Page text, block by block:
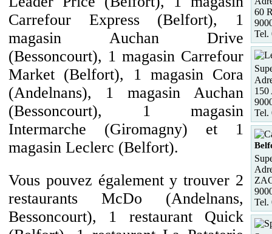
Carrefour Express (Belfort), 1
magasin Auchan Drive
(Bessoncourt), 1 magasin Carrefour
Market (Belfort), 1 magasin Cora
(Andelnans), 1 magasin Auchan
(Bessoncourt), 1 magasin
Intermarche (Giromagny) et 1
magasin Leclerc (Belfort).
Vous pouvez également y trouver 2
restaurants McDo (Andelnans,
Bessoncourt), 1 restaurant Quick
60
Tel.
150
Tel.
Tel.